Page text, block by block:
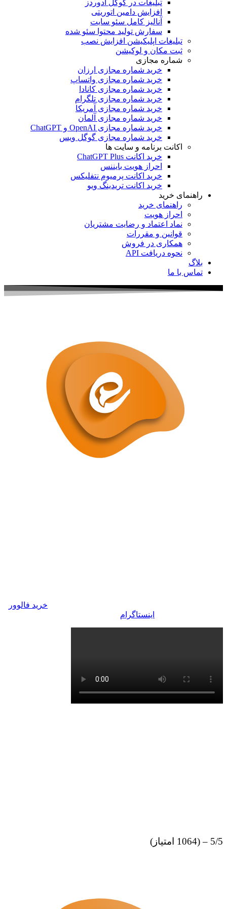
تبلیغات در گوگل ادوردز
افزایش دامین اتوریتی
آنالیز کامل سئو سایت
سفارش تولید محتوا سئو شده
تبلیغات اپلیکیشن افزایش نصب
ثبت مکان و لوکیشن
شماره مجازی
خرید شماره مجازی ارزان
خرید شماره مجازی واتساپ
خرید شماره مجازی کانادا
خرید شماره مجازی تلگرام
خرید شماره مجازی آمریکا
خرید شماره مجازی آلمان
خرید شماره مجازی OpenAI و ChatGPT
خرید شماره مجازی گوگل ویس
اکانت برنامه و سایت ها
خرید اکانت ChatGPT Plus
احراز هویت بایننس
خرید اکانت پرمیوم نتفلیکس
خرید اکانت تریدینگ ویو
خرید
راهنمای خرید
احراز هویت
نماد اعتماد و رضایت مشتریان
قوانین و مقررات
همکاری در فروش
نحوه دریافت API
با ما
خرید فالوور
اینستاگرامخریداری کنید.